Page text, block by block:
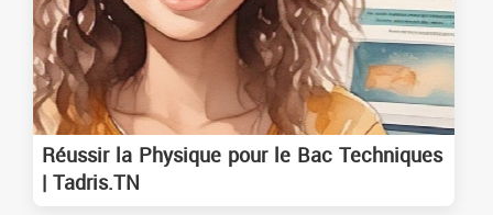
Réussir la Physique pour le Bac Techniques
| Tadris.TN